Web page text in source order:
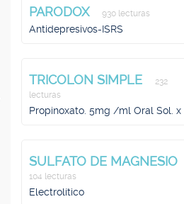
PARODOX 930 lecturas
Antidepresivos-ISRS
TRICOLON SIMPLE
232
lecturas
Propinoxato. 5mg /ml Oral Sol. x
SULFATO DE MAGNESIO
104 lecturas
Electrolítico